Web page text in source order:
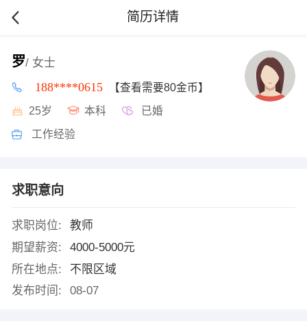
简历详情
罗/ 女士
188****0615 【查看需要80金币】
25岁 本科 已婚
工作经验
求职意向
求职岗位:
教师
期望薪资:
4000-5000元
所在地点:
不限区域
发布时间:
08-07